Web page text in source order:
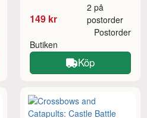
149 kr
2 på
postorder
Butiken
Postorder
Köp